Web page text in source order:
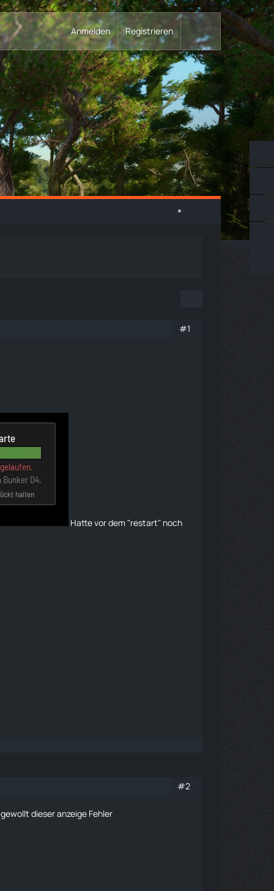
Anmelden Registrieren
#1
Hatte vor dem "restart" noch
#2
dieser anzeige Fehler